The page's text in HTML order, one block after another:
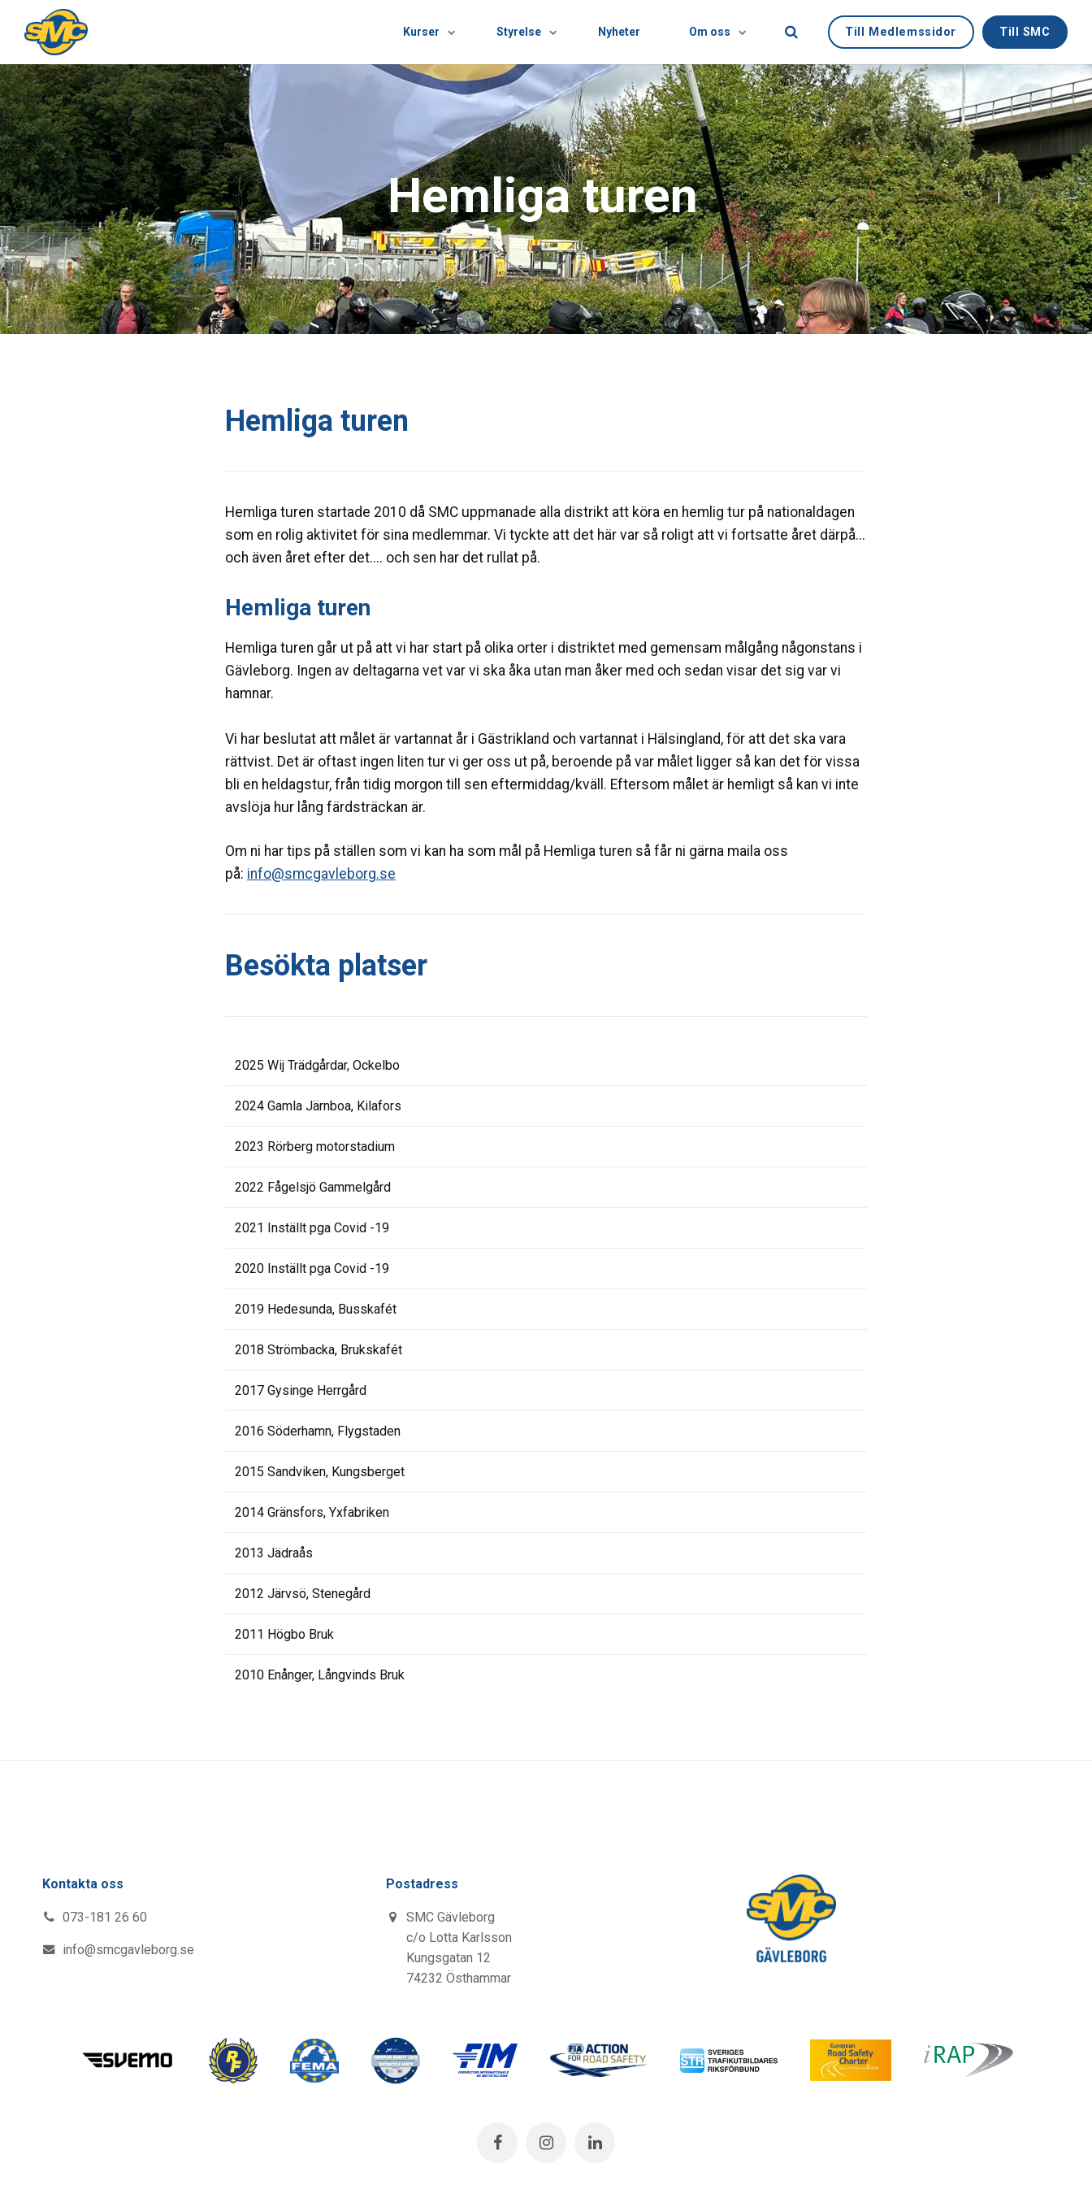
Kurser Styrelse Nyheter Om oss Till Medlemssidor Till SMC
Hemliga turen
Hemliga turen
Hemliga turen startade 2010 då SMC uppmanade alla distrikt att köra en hemlig tur på nationaldagen
som en rolig aktivitet för sina medlemmar. Vi tyckte att det här var så roligt att vi fortsatte året därpå...
och även året efter det.... och sen har det rullat på.
Hemliga turen
Hemliga turen går ut på att vi har start på olika orter i distriktet med gemensam målgång någonstans i
Gävleborg. Ingen av deltagarna vet var vi ska åka utan man åker med och sedan visar det sig var vi
hamnar.
Vi har beslutat att målet är vartannat år i Gästrikland och vartannat i Hälsingland, för att det ska vara
rättvist. Det är oftast ingen liten tur vi ger oss ut på, beroende på var målet ligger så kan det för vissa
bli en heldagstur, från tidig morgon till sen eftermiddag/kväll. Eftersom målet är hemligt så kan vi inte
avslöja hur lång färdsträckan är.
Om ni har tips på ställen som vi kan ha som mål på Hemliga turen så får ni gärna maila oss
på: info@smcgavleborg.se
Besökta platser
2025 Wij Trädgårdar, Ockelbo
2024 Gamla Järnboa, Kilafors
2023 Rörberg motorstadium
2022 Fågelsjö Gammelgård
2021 Inställt pga Covid -19
2020 Inställt pga Covid -19
2019 Hedesunda, Busskafét
2018 Strömbacka, Brukskafét
2017 Gysinge Herrgård
2016 Söderhamn, Flygstaden
2015 Sandviken, Kungsberget
2014 Gränsfors, Yxfabriken
2013 Jädraås
2012 Järvsö, Stenegård
2011 Högbo Bruk
2010 Enånger, Långvinds Bruk
Kontakta oss
073-181 26 60
info@smcgavleborg.se
Postadress
SMC Gävleborg
c/o Lotta Karlsson
Kungsgatan 12
74232 Östhammar